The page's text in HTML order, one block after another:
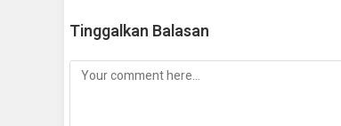
Tinggalkan Balasan